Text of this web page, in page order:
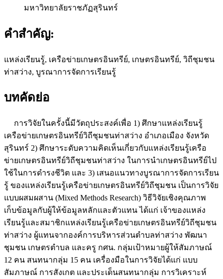
มหาวิทยาลัยราชภัฏสุรินทร์
คำสำคัญ:
แหล่งเรียนรู้, เครือข่ายเกษตรอินทรีย์, เกษตรอินทรีย์, วิถีชุมชน
ท่าสว่าง, บูรณาการจัดการเรียนรู้
บทคัดย่อ
การวิจัยในครั้งนี้มีวัตถุประสงค์เพื่อ 1) ศึกษาแหล่งเรียนรู้
เครือข่ายเกษตรอินทรีย์วิถีชุมชนท่าสว่าง อำเภอเมือง จังหวัด
สุรินทร์ 2) ศึกษาระดับความคิดเห็นเกี่ยวกับแหล่งเรียนรู้เครือ
ข่ายเกษตรอินทรีย์วิถีชุมชนท่าสว่าง ในการนำเกษตรอินทรีย์ไป
ใช้ในการดำรงชีวิต และ 3) เสนอแนวทางบูรณาการจัดการเรียน
รู้ ของแหล่งเรียนรู้เครือข่ายเกษตรอินทรีย์วิถีชุมชน เป็นการวิจัย
แบบผสมผสาน (Mixed Methods Research) วิธีวิจัยเชิงคุณภาพ
เก็บข้อมูลกับผู้ให้ข้อมูลหลักและตัวแทน ได้แก่ เจ้าของแหล่ง
เรียนรู้และสมาชิกแหล่งเรียนรู้เครือข่ายเกษตรอินทรีย์วิถีชุมชน
ท่าสว่าง ผู้แทนจากองค์การบริหารส่วนตำบลท่าสว่าง พัฒนา
ชุมชน เกษตรตำบล และครู กศน. กลุ่มเป้าหมายผู้ให้สัมภาษณ์
12 คน สนทนากลุ่ม 15 คน เครื่องมือในการวิจัยได้แก่ แบบ
สัมภาษณ์ การสังเกต และประเด็นสนทนากลุ่ม การวิเคราะห์